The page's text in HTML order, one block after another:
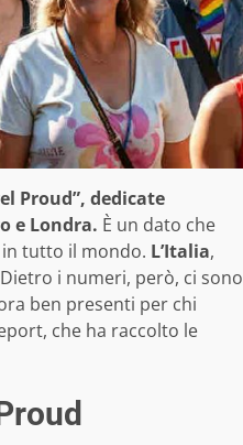
Proud”, dedicate
e Londra. È un dato che
tutto il mondo. L’Italia,
i numeri, però, ci sono
ben presenti per chi
che ha raccolto le